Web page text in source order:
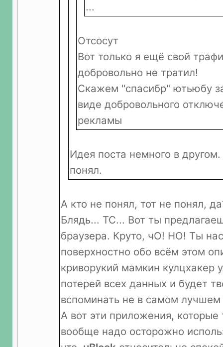
...
Отсосут
Вот только я ещё свой
добровольно не тратил!
Скажем "спасибр" ютьюбу
виде добровольного
рекламы
Идея поста немного в другом.
понял.
А кто не понял, тот не понял,
Блядь... ТС... Вот ты
браузера. Круто, чО! НО! Ты
поверхностно обо всём этом
криворукий мамкин кулцхакер
потерей всех данных и будет
вспоминать не в самом
А вот эти приложения,
вообще надо осторожно